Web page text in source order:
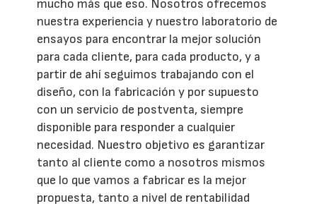
mucho más que eso. Nosotros ofrecemos
nuestra experiencia y nuestro laboratorio de
ensayos para encontrar la mejor solución
para cada cliente, para cada producto, y a
partir de ahí seguimos trabajando con el
diseño, con la fabricación y por supuesto
con un servicio de postventa, siempre
disponible para responder a cualquier
necesidad. Nuestro objetivo es garantizar
tanto al cliente como a nosotros mismos
que lo que vamos a fabricar es la mejor
propuesta, tanto a nivel de rentabilidad